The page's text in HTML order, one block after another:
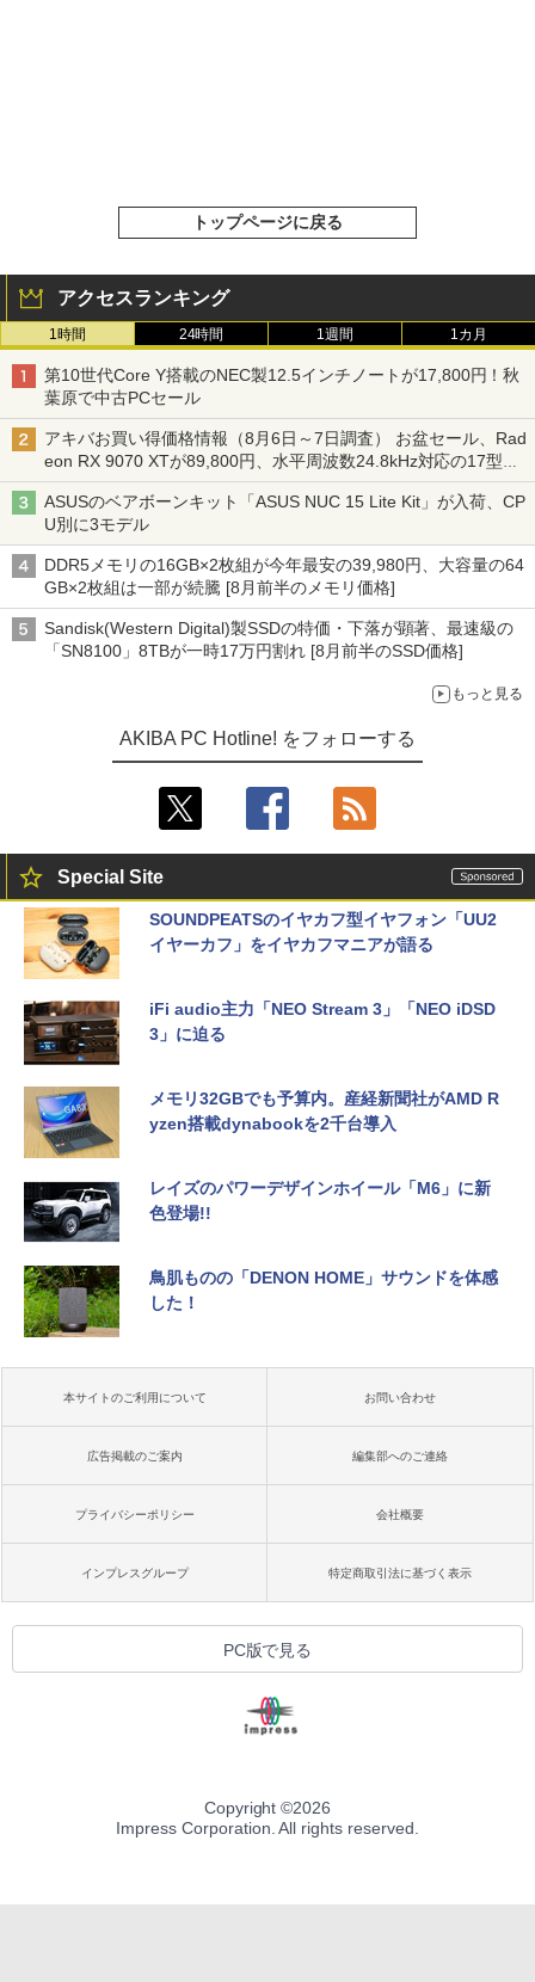
トップページに戻る
アクセスランキング
1時間 24時間 1週間 1カ月
第10世代Core Y搭載のNEC製12.5インチノートが17,800円！秋
葉原で中古PCセール
アキバお買い得価格情報（8月6日～7日調査） お盆セール、Rad
eon RX 9070 XTが89,800円、水平周波数24.8kHz対応の17型モ
ニターが9,801円、暑さ指数連動セール ほか
ASUSのベアボーンキット「ASUS NUC 15 Lite Kit」が入荷、CP
U別に3モデル
DDR5メモリの16GB×2枚組が今年最安の39,980円、大容量の64
GB×2枚組は一部が続騰 [8月前半のメモリ価格]
Sandisk(Western Digital)製SSDの特価・下落が顕著、最速級の
「SN8100」8TBが一時17万円割れ [8月前半のSSD価格]
もっと見る
AKIBA PC Hotline! をフォローする
Special Site
SOUNDPEATSのイヤカフ型イヤフォン「UU2
イヤーカフ」をイヤカフマニアが語る
iFi audio主力「NEO Stream 3」「NEO iDSD
3」に迫る
メモリ32GBでも予算内。産経新聞社がAMD R
yzen搭載dynabookを2千台導入
レイズのパワーデザインホイール「M6」に新
色登場!!
鳥肌ものの「DENON HOME」サウンドを体感
した！
本サイトのご利用について お問い合わせ
広告掲載のご案内 編集部へのご連絡
プライバシーポリシー 会社概要
インプレスグループ 特定商取引法に基づく表示
PC版で見る
Copyright ©2026
Impress Corporation. All rights reserved.